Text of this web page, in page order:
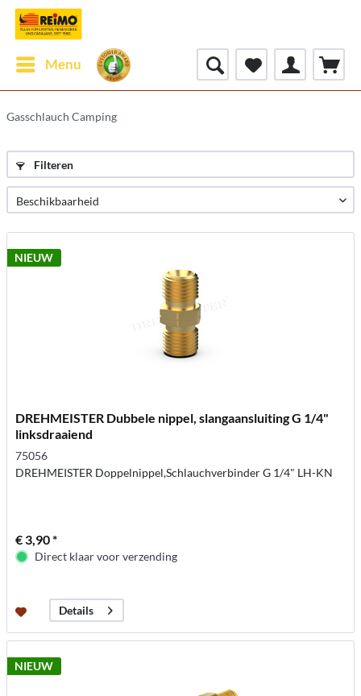
Menu
Gasschlauch Camping
Filteren
NIEUW
DREHMEISTER Dubbele nippel, slangaansluiting G 1/4"
linksdraaiend
75056
DREHMEISTER Doppelnippel,Schlauchverbinder G 1/4" LH-KN
€ 3,90 *
Direct klaar voor verzending
Details
NIEUW